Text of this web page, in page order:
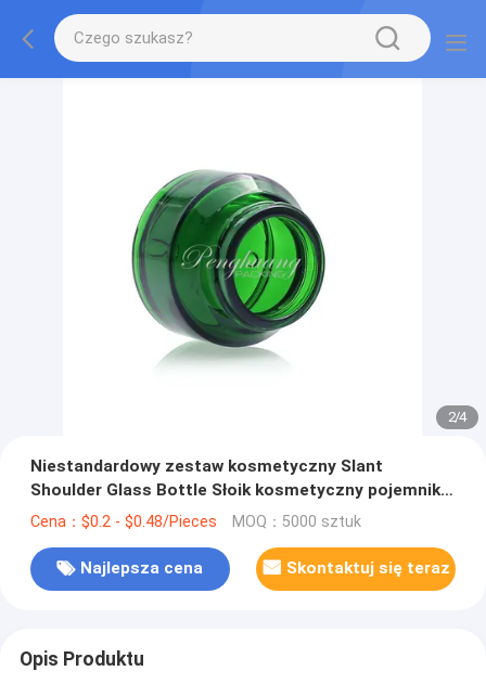
2/4
Niestandardowy zestaw kosmetyczny Slant
Shoulder Glass Bottle Słoik kosmetyczny pojemnik
do pakowania
Cena：$0.2 - $0.48/Pieces MOQ：5000 sztuk
Najlepsza cena Skontaktuj się teraz
Opis Produktu